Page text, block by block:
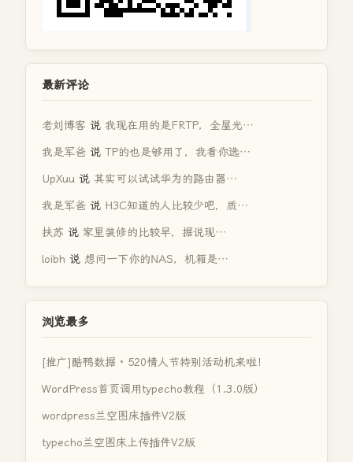
最新评论
老刘博客 说 我现在用的是FRTP，全屋光…
我是军爸 说 TP的也是够用了，我看你选…
UpXuu 说 其实可以试试华为的路由器…
我是军爸 说 H3C知道的人比较少吧，质…
扶苏 说 家里装修的比较早，据说现…
loibh 说 想问一下你的NAS，机箱是…
浏览最多
[推广]酷鸭数据 · 520情人节特别活动机来啦！
WordPress首页调用typecho教程（1.3.0版）
wordpress兰空图床插件V2版
typecho兰空图床上传插件V2版